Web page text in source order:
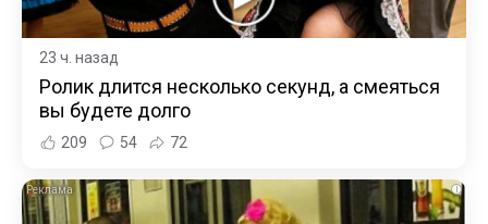
23 ч. назад
Ролик длится несколько секунд, а смеяться
вы будете долго
209 54 72
i